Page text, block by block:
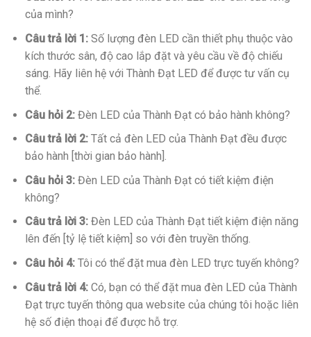
của mình?
Câu trả lời 1:Số lượng đèn LED cần thiết phụ thuộc vào
kích thước sân, độ cao lắp đặt và yêu cầu về độ chiếu
sáng. Hãy liên hệ với Thành Đạt LED để được tư vấn cụ
thể.
Câu hỏi 2:Đèn LED của Thành Đạt có bảo hành không?
Câu trả lời 2:Tất cả đèn LED của Thành Đạt đều được
bảo hành [thời gian bảo hành].
Câu hỏi 3:Đèn LED của Thành Đạt có tiết kiệm điện
không?
Câu trả lời 3:Đèn LED của Thành Đạt tiết kiệm điện năng
lên đến [tỷ lệ tiết kiệm] so với đèn truyền thống.
Câu hỏi 4:Tôi có thể đặt mua đèn LED trực tuyến không?
Câu trả lời 4:Có, bạn có thể đặt mua đèn LED của Thành
Đạt trực tuyến thông qua website của chúng tôi hoặc liên
hệ số điện thoại để được hỗ trợ.